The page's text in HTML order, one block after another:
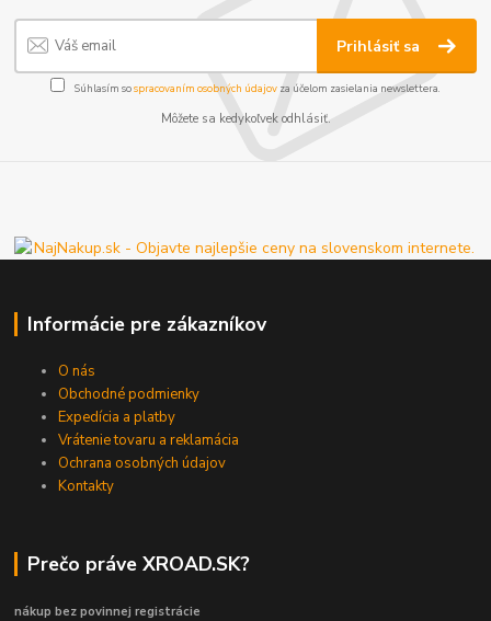
Prihlásiť sa
Súhlasím sospracovaním osobných údajov za účelom zasielania newslettera.
Môžete sa kedykoľvek odhlásiť.
Informácie pre zákazníkov
O nás
Obchodné podmienky
Expedícia a platby
Vrátenie tovaru a reklamácia
Ochrana osobných údajov
Kontakty
Prečo práve XROAD.SK?
nákup bez povinnej registrácie